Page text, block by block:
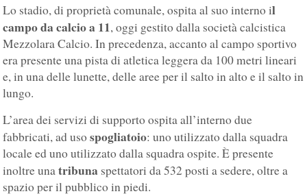
Lo stadio, di proprietà comunale, ospita al suo interno il
campo da calcio a 11, oggi gestito dalla società calcistica
Mezzolara Calcio. In precedenza, accanto al campo sportivo
era presente una pista di atletica leggera da 100 metri lineari
e, in una delle lunette, delle aree per il salto in alto e il salto in
lungo.
L’area dei servizi di supporto ospita all’interno due
fabbricati, ad usospogliatoio: uno utilizzato dalla squadra
locale ed uno utilizzato dalla squadra ospite. È presente
inoltre unatribuna spettatori da 532 posti a sedere, oltre a
spazio per il pubblico in piedi.